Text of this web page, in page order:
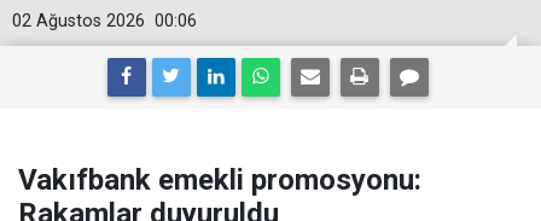
00:06
02 Ağustos 2026
Vakıfbank emekli promosyonu:
Rakamlar duyuruldu